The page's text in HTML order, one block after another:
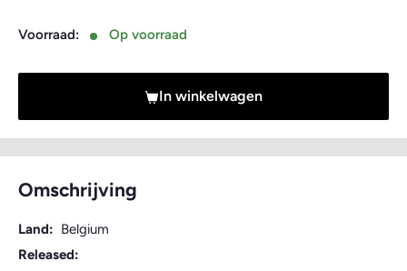
Voorraad: Op voorraad
In winkelwagen
Omschrijving
Land: Belgium
Released: